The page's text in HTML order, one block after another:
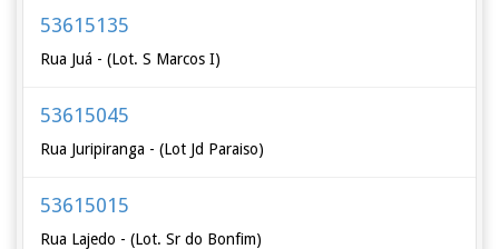
53615135
Rua Juá - (Lot. S Marcos I)
53615045
Rua Juripiranga - (Lot Jd Paraiso)
53615015
Rua Lajedo - (Lot. Sr do Bonfim)